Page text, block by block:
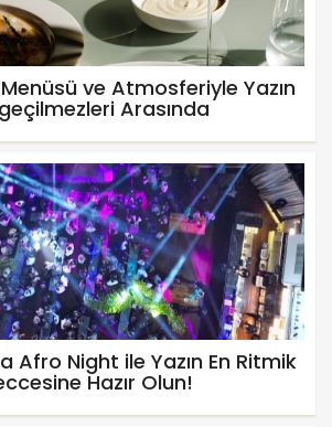
ve Atmosferiyle Yazın
Arasında
Afro Night ile Yazın En Ritmik
Hazır Olun!